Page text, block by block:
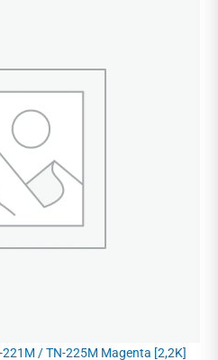
/ TN-225M Magenta [2,2K]